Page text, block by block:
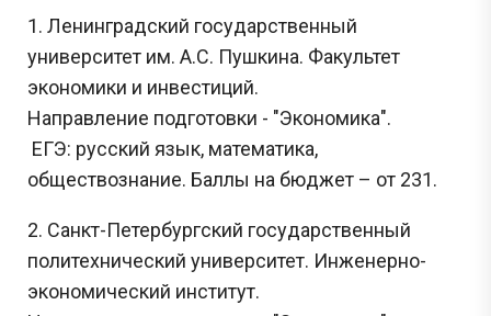
1. Ленинградский государственный
университет им. А.С. Пушкина. Факультет
экономики и инвестиций.
Направление подготовки - "Экономика".
ЕГЭ: русский язык, математика,
обществознание. Баллы на бюджет – от 231.
2. Санкт-Петербургский государственный
политехнический университет. Инженерно-
экономический институт.